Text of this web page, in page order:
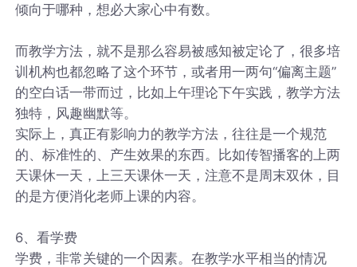
倾向于哪种，想必大家心中有数。
而教学方法，就不是那么容易被感知被定论了，很多培
训机构也都忽略了这个环节，或者用一两句“偏离主题”
的空白话一带而过，比如上午理论下午实践，教学方法
独特，风趣幽默等。
实际上，真正有影响力的教学方法，往往是一个规范
的、标准性的、产生效果的东西。比如传智播客的上两
天课休一天，上三天课休一天，注意不是周末双休，目
的是方便消化老师上课的内容。
6、看学费
学费，非常关键的一个因素。在教学水平相当的情况